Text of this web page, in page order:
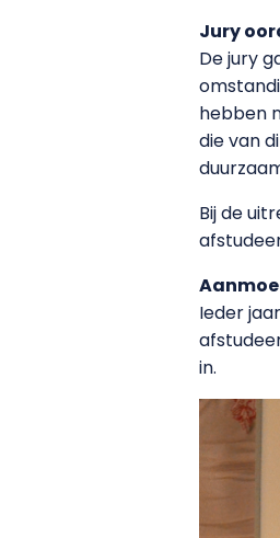
Jury
De jury
hebben
die van
Bij de
Ieder
in.